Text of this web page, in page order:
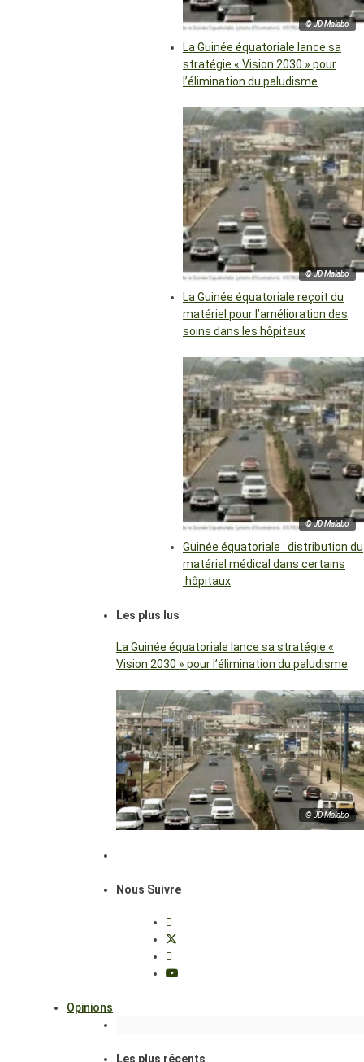
© JD Malabo
La Guinée équatoriale lance sa
stratégie « Vision 2030 » pour
l’élimination du paludisme
© JD Malabo
La Guinée équatoriale reçoit du
matériel pour l’amélioration des
soins dans les hôpitaux
© JD Malabo
Guinée équatoriale : distribution du
matériel médical dans certains
hôpitaux
Les plus lus
La Guinée équatoriale lance sa stratégie «
Vision 2030 » pour l’élimination du paludisme
© JD Malabo
Nous Suivre
Opinions
Les plus récents